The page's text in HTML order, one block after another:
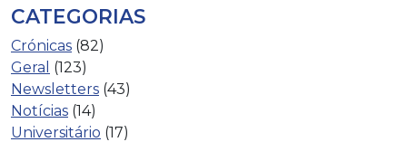
CATEGORIAS
Crónicas (82)
Geral (123)
Newsletters (43)
Notícias (14)
Universitário (17)